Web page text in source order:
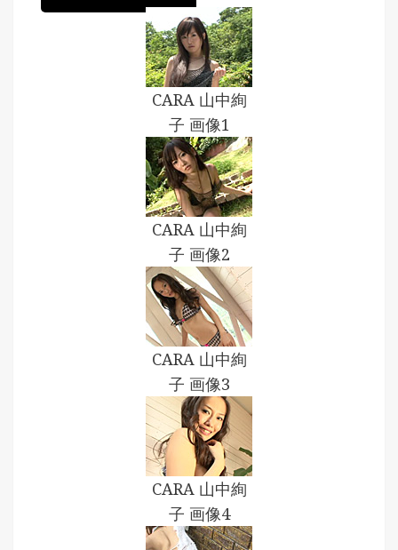
CARA 山中絢
子 画像1
CARA 山中絢
子 画像2
CARA 山中絢
子 画像3
CARA 山中絢
子 画像4